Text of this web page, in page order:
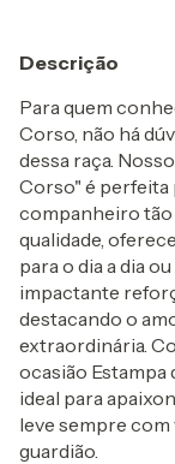
Descrição
Para quem
Corso, não há
dessa raça.
Corso" é perfeita
companheiro tão
qualidade,
para o dia a dia
impactante
destacando o
extraordinária.
ocasião Estampa
ideal para
leve sempre
guardião.